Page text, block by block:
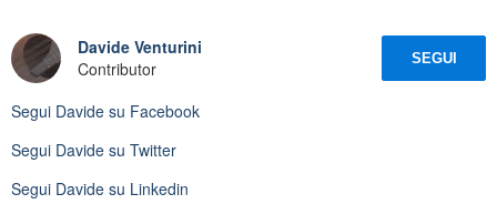
Davide Venturini
Contributor
SEGUI
Segui Davide su Facebook
Segui Davide su Twitter
Segui Davide su Linkedin